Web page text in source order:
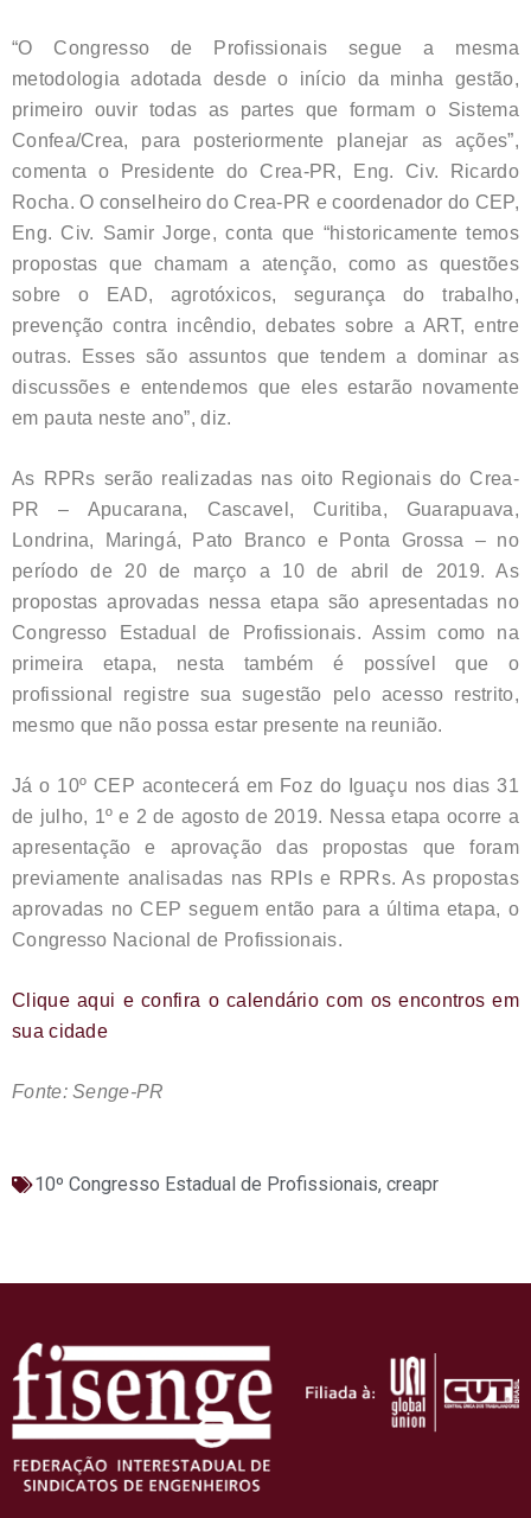
“O Congresso de Profissionais segue a mesma
metodologia adotada desde o início da minha gestão,
primeiro ouvir todas as partes que formam o Sistema
Confea/Crea, para posteriormente planejar as ações”,
comenta o Presidente do Crea-PR, Eng. Civ. Ricardo
Rocha. O conselheiro do Crea-PR e coordenador do CEP,
Eng. Civ. Samir Jorge, conta que “historicamente temos
propostas que chamam a atenção, como as questões
sobre o EAD, agrotóxicos, segurança do trabalho,
prevenção contra incêndio, debates sobre a ART, entre
outras. Esses são assuntos que tendem a dominar as
discussões e entendemos que eles estarão novamente
em pauta neste ano”, diz.
As RPRs serão realizadas nas oito Regionais do Crea-
PR – Apucarana, Cascavel, Curitiba, Guarapuava,
Londrina, Maringá, Pato Branco e Ponta Grossa – no
período de 20 de março a 10 de abril de 2019. As
propostas aprovadas nessa etapa são apresentadas no
Congresso Estadual de Profissionais. Assim como na
primeira etapa, nesta também é possível que o
profissional registre sua sugestão pelo acesso restrito,
mesmo que não possa estar presente na reunião.
Já o 10º CEP acontecerá em Foz do Iguaçu nos dias 31
de julho, 1º e 2 de agosto de 2019. Nessa etapa ocorre a
apresentação e aprovação das propostas que foram
previamente analisadas nas RPIs e RPRs. As propostas
aprovadas no CEP seguem então para a última etapa, o
Congresso Nacional de Profissionais.
Clique aqui e confira o calendário com os encontros em
sua cidade
Fonte: Senge-PR
10º Congresso Estadual de Profissionais, creapr